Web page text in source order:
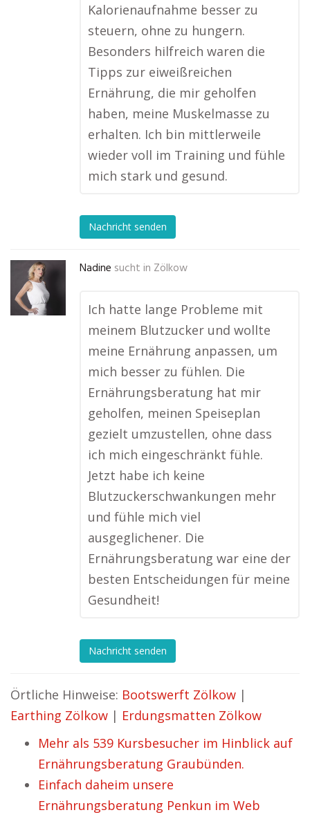
Kalorienaufnahme besser zu
steuern, ohne zu hungern.
Besonders hilfreich waren die
Tipps zur eiweißreichen
Ernährung, die mir geholfen
haben, meine Muskelmasse zu
erhalten. Ich bin mittlerweile
wieder voll im Training und fühle
mich stark und gesund.
Nachricht senden
Nadine sucht in Zölkow
Ich hatte lange Probleme mit
meinem Blutzucker und wollte
meine Ernährung anpassen, um
mich besser zu fühlen. Die
Ernährungsberatung hat mir
geholfen, meinen Speiseplan
gezielt umzustellen, ohne dass
ich mich eingeschränkt fühle.
Jetzt habe ich keine
Blutzuckerschwankungen mehr
und fühle mich viel
ausgeglichener. Die
Ernährungsberatung war eine der
besten Entscheidungen für meine
Gesundheit!
Nachricht senden
Örtliche Hinweise: Bootswerft Zölkow |
Earthing Zölkow | Erdungsmatten Zölkow
Mehr als 539 Kursbesucher im Hinblick auf
Ernährungsberatung Graubünden.
Einfach daheim unsere
Ernährungsberatung Penkun im Web